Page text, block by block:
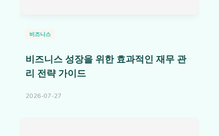
비즈니스
비즈니스 성장을 위한 효과적인 재무 관
리 전략 가이드
2026-07-27